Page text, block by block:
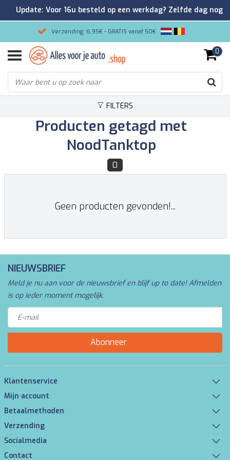
Verzending: 6,95€ - GRATIS vanaf 50€
Gemakkelijk bestellen/Veilig betalen
9.2/10 Klantenrating via Kiyoh!
0
FILTERS
Producten getagd met
NoodTanktop
0
Geen producten gevonden!...
NIEUWSBRIEF
Meld je nu aan voor de nieuwsbrief en blijf up to date! Afmelden
is op ieder moment mogelijk.
Abonneer
Klantenservice
Mijn account
Betaalmethoden
Verzending
Socialmedia
Contact
Update: Voor 16u besteld op een werkdag? Zelfde dag nog
verzonden!